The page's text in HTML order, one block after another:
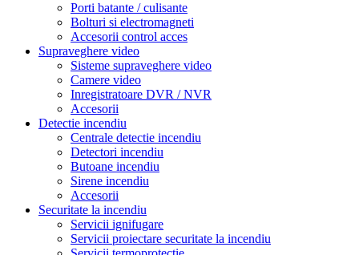
Porti batante / culisante
Bolturi si electromagneti
Accesorii control acces
Supraveghere video
Sisteme supraveghere video
Camere video
Inregistratoare DVR / NVR
Accesorii
Detectie incendiu
Centrale detectie incendiu
Detectori incendiu
Butoane incendiu
Sirene incendiu
Accesorii
Securitate la incendiu
Servicii ignifugare
Servicii proiectare securitate la incendiu